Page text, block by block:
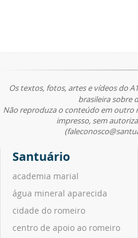
Os textos, fotos, artes e vídeos do
brasileira sobre
Não reproduza o conteúdo em outro
impresso, sem
Santuário
academia marial
água mineral aparecida
cidade do romeiro
centro de apoio ao romeiro